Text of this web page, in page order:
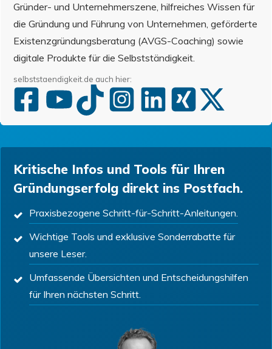
Gründer- und Unternehmerszene, hilfreiches Wissen für
die Gründung und Führung von Unternehmen, geförderte
Existenzgründungsberatung (AVGS-Coaching) sowie
digitale Produkte für die Selbstständigkeit.
selbststaendigkeit.de auch hier:
Kritische Infos und Tools für Ihren
Gründungserfolg direkt ins Postfach.
Praxisbezogene Schritt-für-Schritt-Anleitungen.
Wichtige Tools und exklusive Sonderrabatte für
unsere Leser.
Umfassende Übersichten und Entscheidungshilfen
für Ihren nächsten Schritt.